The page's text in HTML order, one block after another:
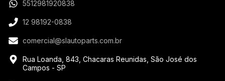
5512981920838
12 98192-0838
comercial@slautoparts.com.br
Rua Loanda, 843, Chacaras Reunidas, São José dos
Campos - SP